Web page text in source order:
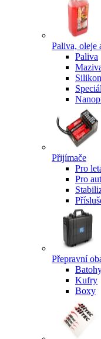
Paliva, oleje
Paliva
Přijímače
Pro
Pro
Přepravní
Kufry
Boxy